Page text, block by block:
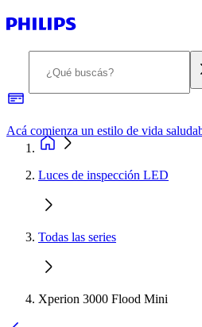
Luces de inspección LED
Todas las series
Xperion 3000 Flood Mini